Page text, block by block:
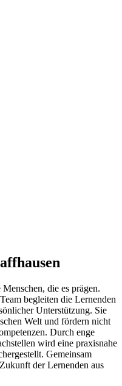
die es prägen.
begleiten die Lernenden
Unterstützung. Sie
Welt und fördern nicht
Durch enge
wird eine praxisnahe
Gemeinsam
der Lernenden aus